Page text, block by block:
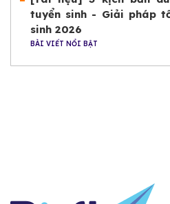
tuyển sinh - Giải pháp
sinh 2026
BÀI VIẾT NỔI BẬT